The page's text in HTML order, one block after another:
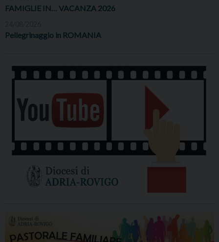
FAMIGLIE IN… VACANZA 2026
Pellegrinaggio in ROMANIA